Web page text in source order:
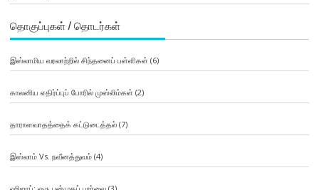
தொகுப்புகள் / தொடர்கள்
இஸ்லாமிய வரலாற்றில் சிந்தனைப் பள்ளிகள் (6)
காலனிய எதிர்ப்புப் போரில் முஸ்லிம்கள் (2)
தாராளவாதத்தைக் கட்டுடைத்தல்(7)
இஸ்லாம் Vs. நவீனத்துவம்(4)